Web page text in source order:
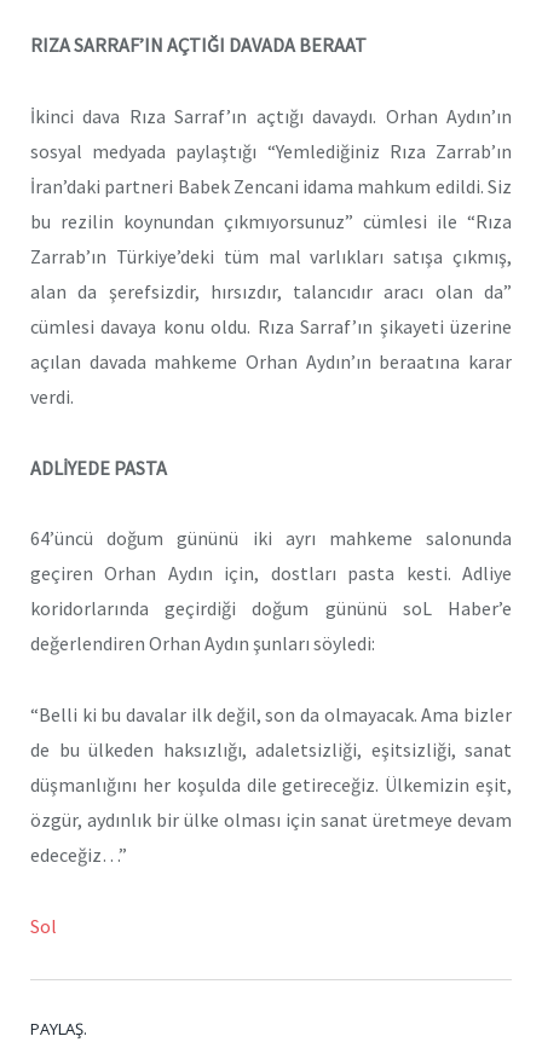
RIZA SARRAF’IN AÇTIĞI DAVADA BERAAT
İkinci dava Rıza Sarraf’ın açtığı davaydı. Orhan Aydın’ın
sosyal medyada paylaştığı “Yemlediğiniz Rıza Zarrab’ın
İran’daki partneri Babek Zencani idama mahkum edildi. Siz
bu rezilin koynundan çıkmıyorsunuz” cümlesi ile “Rıza
Zarrab’ın Türkiye’deki tüm mal varlıkları satışa çıkmış,
alan da şerefsizdir, hırsızdır, talancıdır aracı olan da”
cümlesi davaya konu oldu. Rıza Sarraf’ın şikayeti üzerine
açılan davada mahkeme Orhan Aydın’ın beraatına karar
verdi.
ADLİYEDE PASTA
64’üncü doğum gününü iki ayrı mahkeme salonunda
geçiren Orhan Aydın için, dostları pasta kesti. Adliye
koridorlarında geçirdiği doğum gününü soL Haber’e
değerlendiren Orhan Aydın şunları söyledi:
“Belli ki bu davalar ilk değil, son da olmayacak. Ama bizler
de bu ülkeden haksızlığı, adaletsizliği, eşitsizliği, sanat
düşmanlığını her koşulda dile getireceğiz. Ülkemizin eşit,
özgür, aydınlık bir ülke olması için sanat üretmeye devam
edeceğiz…”
Sol
PAYLAŞ.